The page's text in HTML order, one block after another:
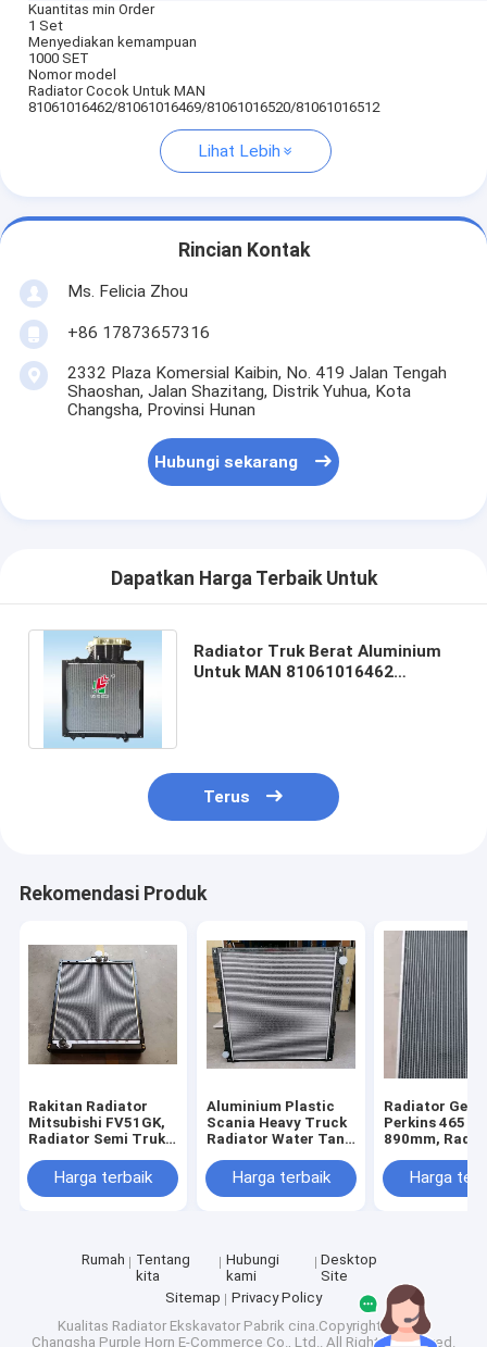
Tentang kita
Kuantitas min Order
1 Set
Menyediakan kemampuan
1000 SET
Nomor model
Radiator Cocok Untuk MAN
81061016462/81061016469/81061016520/81061016512
Lihat Lebih
Rincian Kontak
Ms. Felicia Zhou
+86 17873657316
2332 Plaza Komersial Kaibin, No. 419 Jalan Tengah
Shaoshan, Jalan Shazitang, Distrik Yuhua, Kota
Changsha, Provinsi Hunan
Hubungi sekarang
Dapatkan Harga Terbaik Untuk
Radiator Truk Berat Aluminium
Untuk MAN 81061016462
Terus
Rekomendasi Produk
Rakitan Radiator
Mitsubishi FV51GK,
Radiator Semi Truk
Harga terbaik
Aluminium Plastic
Scania Heavy Truck
Radiator Water Tank
Harga terbaik
Radiator
Perkins 465 *
890mm,
BarisHarga
Rumah
Tentang
kita
Hubungi
kami
Desktop
Site
Sitemap
Privacy Policy
Kualitas Radiator EkskavatorPabrik cina.Copyright © 2026
Changsha Purple Horn E-Commerce Co., Ltd.. All Rights Reserved.